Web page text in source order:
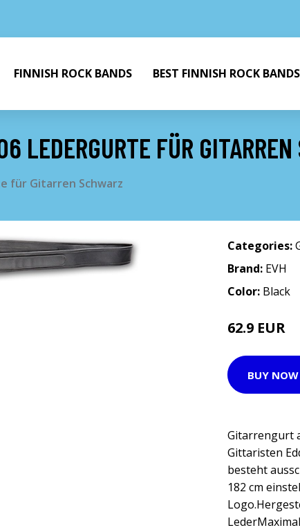
FINNISH ROCK BANDS BEST FINNISH ROCK BANDS
FÜR GITARREN
für Gitarren Schwarz
Categories:
Brand: EVH
Color: Black
62.9 EUR
BUY NOW
Gitarrengurt
Gittaristen
besteht
182 cm